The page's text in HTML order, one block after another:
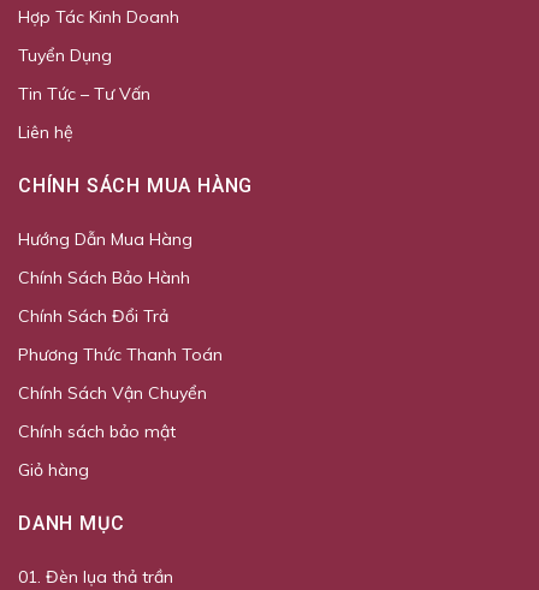
Hợp Tác Kinh Doanh
Tuyển Dụng
Tin Tức – Tư Vấn
Liên hệ
CHÍNH SÁCH MUA HÀNG
Hướng Dẫn Mua Hàng
Chính Sách Bảo Hành
Chính Sách Đổi Trả
Phương Thức Thanh Toán
Chính Sách Vận Chuyển
Chính sách bảo mật
Giỏ hàng
DANH MỤC
01. Đèn lụa thả trần